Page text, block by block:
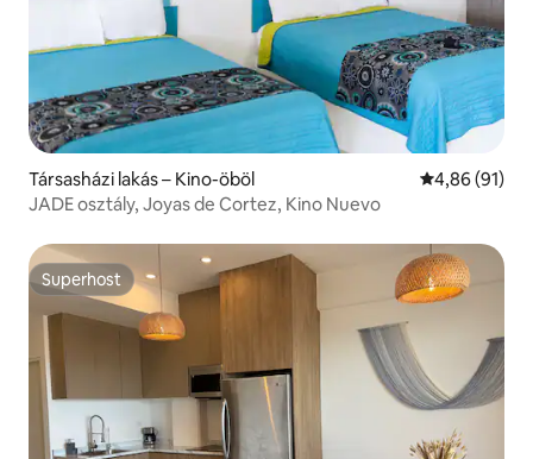
Társasházi lakás – Kino-öböl Átlagos
4,86 (91)
JADE osztály, Joyas de Cortez, Kino Nuevo
Superhost
Superhost